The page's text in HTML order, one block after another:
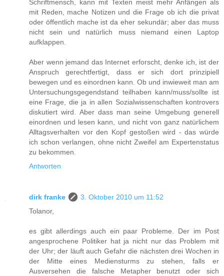
Schriftmensch, kann mit Texten meist mehr Anfängen als
mit Reden, mache Notizen und die Frage ob ich die privat
oder öffentlich mache ist da eher sekundär; aber das muss
nicht sein und natürlich muss niemand einen Laptop
aufklappen.
Aber wenn jemand das Internet erforscht, denke ich, ist der
Anspruch gerechtfertigt, dass er sich dort prinzipiell
bewegen und es einordnen kann. Ob und inwieweit man am
Untersuchungsgegendstand teilhaben kann/muss/sollte ist
eine Frage, die ja in allen Sozialwissenschaften kontrovers
diskutiert wird. Aber dass man seine Umgebung generell
einordnen und lesen kann, und nicht von ganz natürlichem
Alltagsverhalten vor den Kopf gestoßen wird - das würde
ich schon verlangen, ohne nicht Zweifel am Expertenstatus
zu bekommen.
Antworten
dirk franke
3. Oktober 2010 um 11:52
Tolanor,
es gibt allerdings auch ein paar Probleme. Der im Post
angesprochene Politiker hat ja nicht nur das Problem mit
der Uhr; der läuft auch Gefahr die nächsten drei Wochen in
der Mitte eines Mediensturms zu stehen, falls er
Ausversehen die falsche Metapher benutzt oder sich